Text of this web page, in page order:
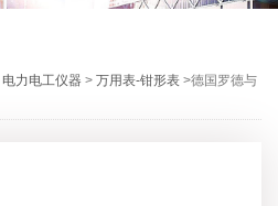
电力电工仪器 >万用表-钳形表 >德国罗德与